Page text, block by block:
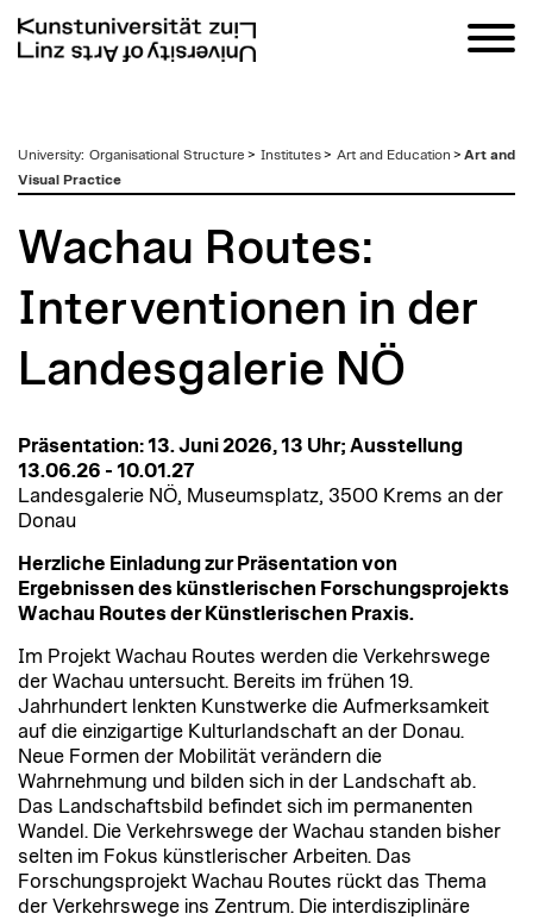
zum
Inhalt
University: Organisational Structure > Institutes> Art and Education > Art and
Visual Practice
Wachau Routes:
Interventionen in der
Landesgalerie NÖ
Präsentation: 13. Juni 2026, 13 Uhr; Ausstellung
13.06.26 - 10.01.27
Landesgalerie NÖ, Museumsplatz, 3500 Krems an der
Donau
Herzliche Einladung zur Präsentation von
Ergebnissen des künstlerischen Forschungsprojekts
Wachau Routes der Künstlerischen Praxis.
Im Projekt Wachau Routes werden die Verkehrswege
der Wachau untersucht. Bereits im frühen 19.
Jahrhundert lenkten Kunstwerke die Aufmerksamkeit
auf die einzigartige Kulturlandschaft an der Donau.
Neue Formen der Mobilität verändern die
Wahrnehmung und bilden sich in der Landschaft ab.
Das Landschaftsbild befindet sich im permanenten
Wandel. Die Verkehrswege der Wachau standen bisher
selten im Fokus künstlerischer Arbeiten. Das
Forschungsprojekt Wachau Routes rückt das Thema
der Verkehrswege ins Zentrum. Die interdisziplinäre